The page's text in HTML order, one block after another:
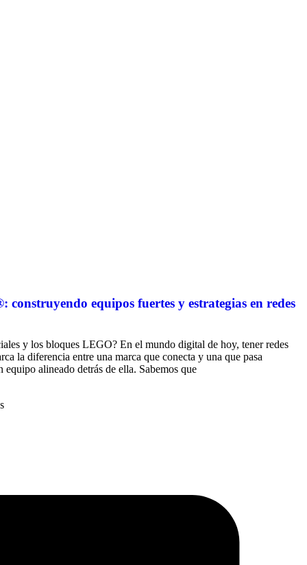
equipos fuertes y estrategias en redes
y los bloques LEGO? En el mundo digital de hoy, tener redes
la diferencia entre una marca que conecta y una que pasa
alineado detrás de ella. Sabemos que